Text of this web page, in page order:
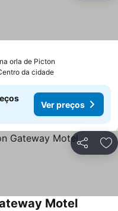
orla de Picton
da cidade
Ver preços
Partilhar
Motel